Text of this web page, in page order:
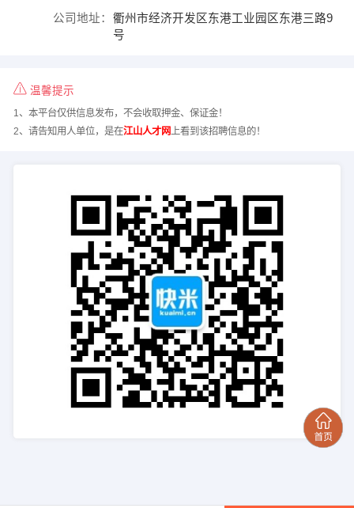
公司地址：
衢州市经济开发区东港工业园区东港三路9
号
温馨提示
1、本平台仅供信息发布，不会收取押金、保证金！
2、请告知用人单位，是在江山人才网上看到该招聘信息的！